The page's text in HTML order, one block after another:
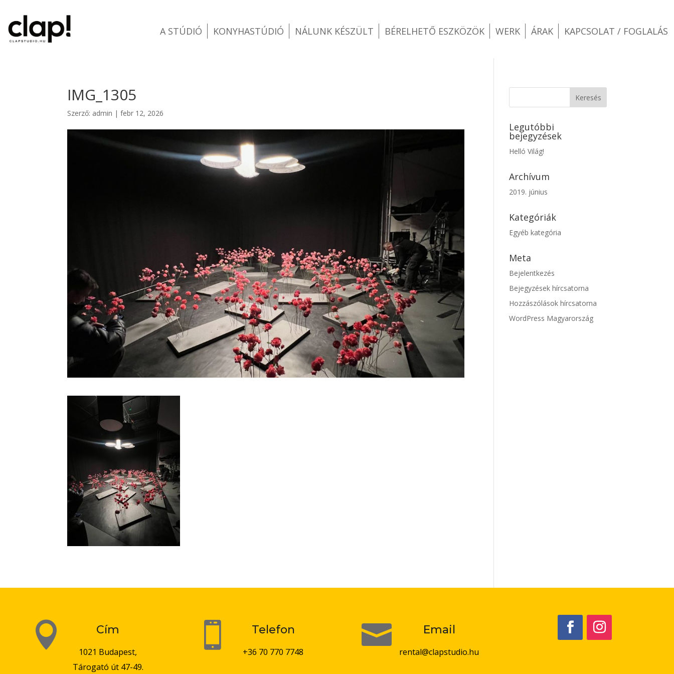
A STÚDIÓ KONYHASTÚDIÓ NÁLUNK KÉSZÜLT BÉRELHETŐ ESZKÖZÖK WERK ÁRAK KAPCSOLAT / FOGLALÁS
IMG_1305
Szerző: admin |febr 12, 2026
Legutóbbi
bejegyzések
Helló Világ!
Archívum
2019. június
Kategóriák
Egyéb kategória
Meta
Bejelentkezés
Bejegyzések hírcsatorna
Hozzászólások hírcsatorna
WordPress Magyarország
 Cím
1021 Budapest,
Tárogató út 47-49.
 Telefon
+36 70 770 7748
 Email
rental@clapstudio.hu